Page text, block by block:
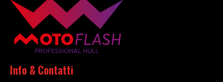
Info & Contatti